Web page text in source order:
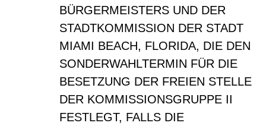
BÜRGERMEISTERS UND DER
STADTKOMMISSION DER STADT
MIAMI BEACH, FLORIDA, DIE DEN
SONDERWAHLTERMIN FÜR DIE
BESETZUNG DER FREIEN STELLE
DER KOMMISSIONSGRUPPE II
FESTLEGT, FALLS DIE